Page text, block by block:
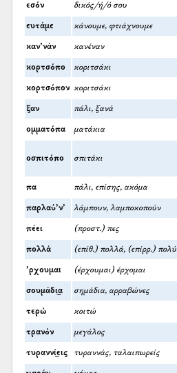
εσόν δικός/ή/ό σου
ευτάμε κάνουμε, φτιάχνουμε
καν’νάν κανέναν
κορτσόπο κοριτσάκι
κορτσόπον κοριτσάκι
ξαν πάλι, ξανά
ομματόπα ματάκια
οσπιτόπο σπιτάκι
πα πάλι, επίσης, ακόμα
παρλαύ’ν’ λάμπουν, λαμποκοπούν
πέει (προστ.) πες
πολλά (επίθ.) πολλά, (επίρρ.) πολύ
’ρχουμαι (έρχουμαι) έρχομαι
σουμάδι͜α σημάδια, αρραβώνες
τερώ κοιτώ
τρανόν μεγάλος
τυραννί͜εις τυραννάς, ταλαιπωρείς